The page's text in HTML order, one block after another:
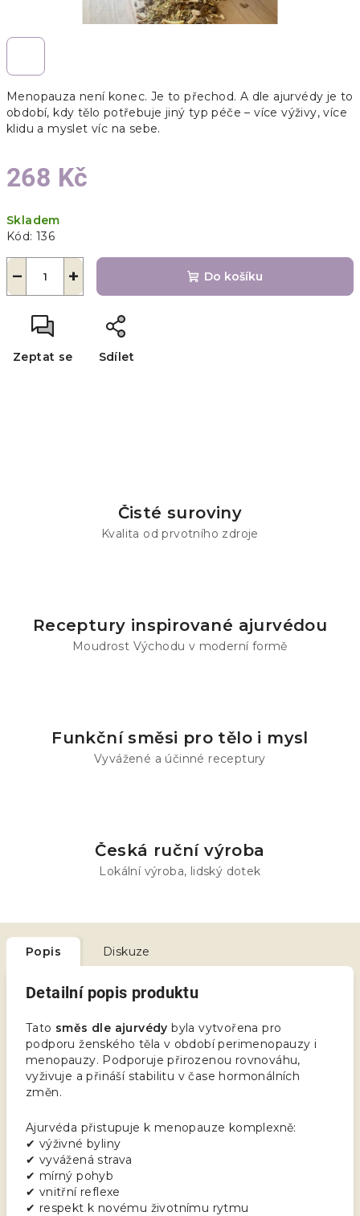
Menopauza není konec. Je to přechod. A dle ajurvédy je to
období, kdy tělo potřebuje jiný typ péče – více výživy, více
klidu a myslet víc na sebe.
268 Kč
cena:
Skladem
Kód: 136
+
− Do košíku
Zeptat se Sdílet
Čisté suroviny
Kvalita od prvotního zdroje
Receptury inspirované ajurvédou
Moudrost Východu v moderní formě
Funkční směsi pro tělo i mysl
Vyvážené a účinné receptury
Česká ruční výroba
Lokální výroba, lidský dotek
Popis Diskuze
Detailní popis produktu
Tato směs dle ajurvédy byla vytvořena pro
podporu ženského těla v období perimenopauzy i
menopauzy. Podporuje přirozenou rovnováhu,
vyživuje a přináší stabilitu v čase hormonálních
změn.
Ajurvéda přistupuje k menopauze komplexně:
✔ výživné byliny
✔ vyvážená strava
✔ mírný pohyb
✔ vnitřní reflexe
✔ respekt k novému životnímu rytmu